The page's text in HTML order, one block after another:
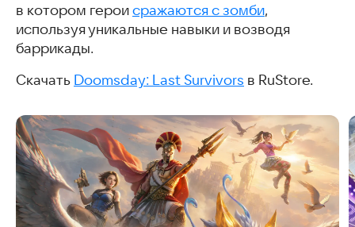
в котором герои сражаются с зомби,
используя уникальные навыки и возводя
баррикады.
Скачать Doomsday: Last Survivors в RuStore.